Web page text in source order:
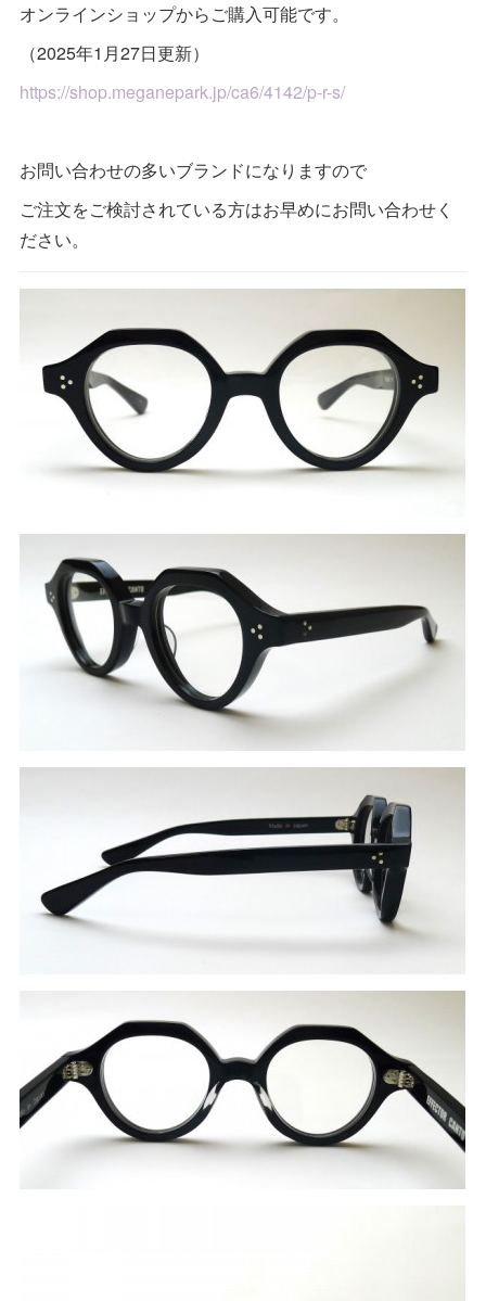
オンラインショップからご購入可能です。
（2025年1月27日更新）
https://shop.meganepark.jp/ca6/4142/p-r-s/
お問い合わせの多いブランドになりますので
ご注文をご検討されている方はお早めにお問い合わせく
ださい。